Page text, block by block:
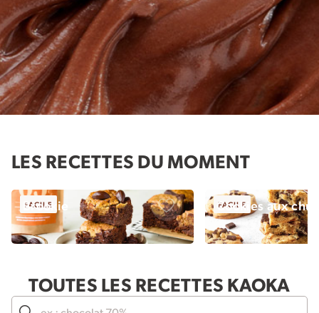
LES RECETTES DU MOMENT
FACILE
Brookie Sauvegarder
FACILE
Cookies aux
TOUTES LES RECETTES KAOKA
Rechercher